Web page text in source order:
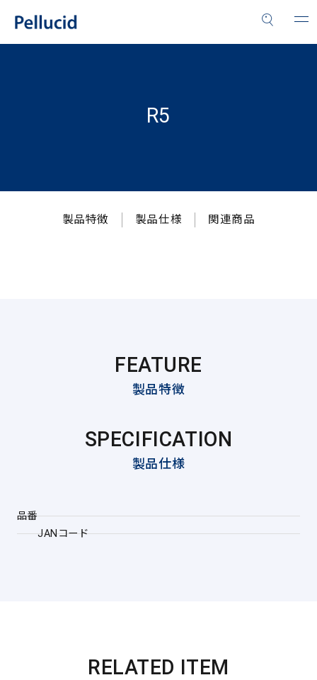
R5
製品特徴 製品仕様 関連商品
FEATURE
製品特徴
SPECIFICATION
製品仕様
品番
JANコード
RELATED ITEM